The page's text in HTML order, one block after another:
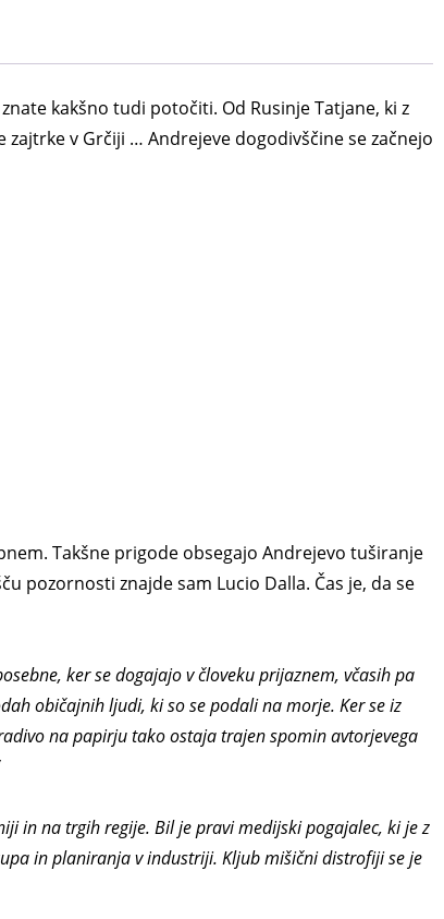
kakšno tudi potočiti. Od Rusinje Tatjane, ki z
v Grčiji … Andrejeve dogodivščine se začnejo
Takšne prigode obsegajo Andrejevo tuširanje
pozornosti znajde sam Lucio Dalla. Čas je, da se
ker se dogajajo v človeku prijaznem, včasih pa
običajnih ljudi, ki so se podali na morje. Ker se iz
na papirju tako ostaja trajen spomin avtorjevega
in na trgih regije. Bil je pravi medijski pogajalec, ki je z
in planiranja v industriji. Kljub mišični distrofiji se je